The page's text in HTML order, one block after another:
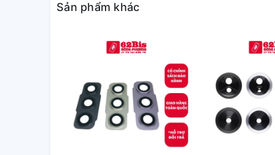
Sản phẩm khác